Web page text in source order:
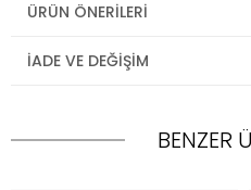
ÜRÜN ÖNERILERI
İADE VE DEĞIŞIM
BENZER